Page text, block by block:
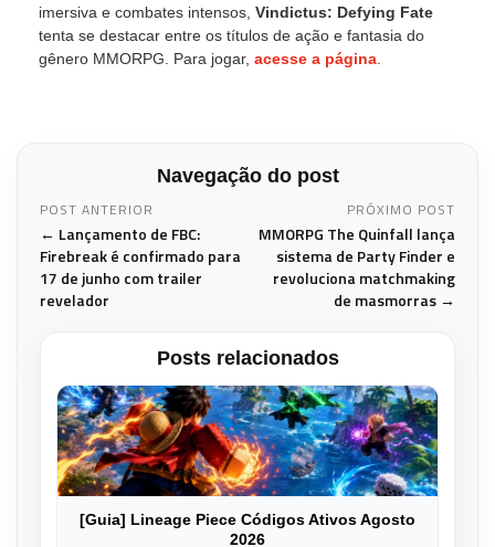
imersiva e combates intensos, Vindictus: Defying Fate
tenta se destacar entre os títulos de ação e fantasia do
gênero MMORPG. Para jogar, acesse a página
Navegação do post
POST ANTERIOR
← Lançamento de FBC:
Firebreak é confirmado para
17 de junho com trailer
revelador
PRÓXIMO POST
MMORPG The Quinfall lança
sistema de Party Finder e
revoluciona matchmaking
de masmorras →
Posts relacionados
[Guia] Lineage Piece Códigos Ativos Agosto
2026